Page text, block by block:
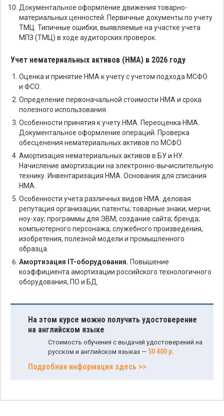
Документальное оформление движения товарно-
материальных ценностей. Первичные документы по учету
ТМЦ. Типичные ошибки, выявляемые на участке учета
МПЗ (ТМЦ) в ходе аудиторских проверок.
Учет нематериальных активов (НМА) в 2026 году
Оценка и принятие НМА к учету с учетом подхода МСФО
и ФСО.
Определение первоначальной стоимости НМА и срока
полезного использования.
Особенности принятия к учету НМА. Переоценка НМА.
Документальное оформление операций. Проверка
обесценения нематериальных активов по МСФО.
Амортизация нематериальных активов в БУ и НУ.
Начисление амортизации на электронно-вычислительную
технику. Инвентаризация НМА. Основания для списания
НМА.
Особенности учета различных видов НМА: деловая
репутация организации; патенты; товарные знаки; мерчи;
ноу-хау; программы для ЭВМ; создание сайта; бренда;
компьютерного персонажа; служебного произведения,
изобретения, полезной модели и промышленного
образца.
Амортизация IT-оборудования. Повышение
коэффициента амортизации российского технологичного
оборудования, ПО и БД.
На этом курсе можно получить удостоверение
на английском языке
Стоимость обучения с выдачей удостоверений на
русском и английском языках — 50 400 р.
Подробная информация здесь >>